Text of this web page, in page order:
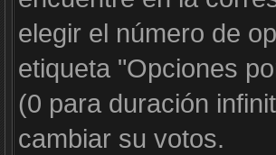
elegir el número de
etiqueta "Opciones
(0 para duración
cambiar su votos.